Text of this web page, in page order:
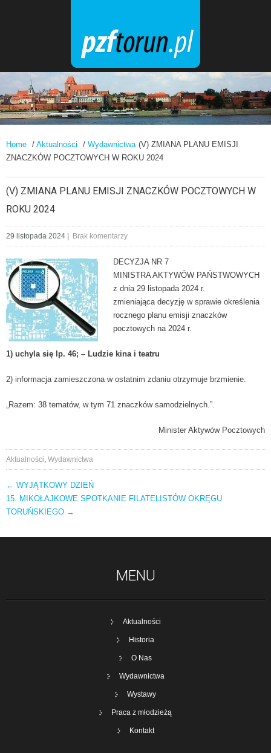
Home / Aktualności / Wydawnictwa (V) ZMIANA PLANU EMISJI
ZNACZKÓW POCZTOWYCH W ROKU 2024
(V) ZMIANA PLANU EMISJI ZNACZKÓW POCZTOWYCH W
ROKU 2024
29 listopada 2024 Brak komentarzy
DECYZJA NR 7
MINISTRA AKTYWÓW PAŃSTWOWYCH
z dnia 29 listopada 2024 r.
zmieniająca decyzję w sprawie określenia
rocznego planu emisji znaczków
pocztowych na 2024 r.
1) uchyla się lp. 46; – Ludzie kina i teatru
2) informacja zamieszczona w ostatnim zdaniu otrzymuje brzmienie:
„Razem: 38 tematów, w tym 71 znaczków samodzielnych.”.
Minister Aktywów Pocztowych
Aktualności, Wydawnictwa
AKTUALNOŚCI
← WYJĄTKOWY DZIEŃ
15. MIKOŁAJKOWE SPOTKANIE FILATELISTÓW OKRĘGU
TORUŃSKIEGO →
MENU
Aktualności
Historia
O Nas
Wydawnictwa
Wystawy
Praca z młodzieżą
Kontakt